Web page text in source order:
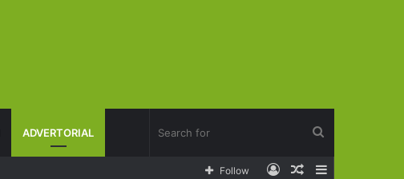
ADVERTORIAL
Random
Log
Follow